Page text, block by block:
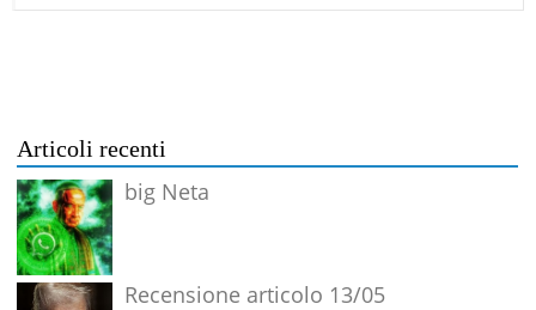
Articoli recenti
big Neta
Recensione articolo 13/05